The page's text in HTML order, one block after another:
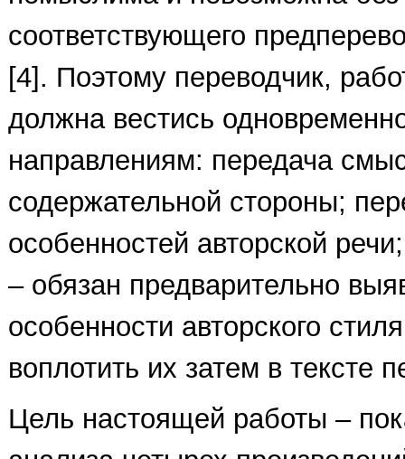
соответствующего
[4]. Поэтому переводчик,
должна вестись
направлениям: передача
содержательной стороны;
особенностей авторской
– обязан предварительно
особенности авторского
воплотить их затем в тексте
Цель настоящей работы –